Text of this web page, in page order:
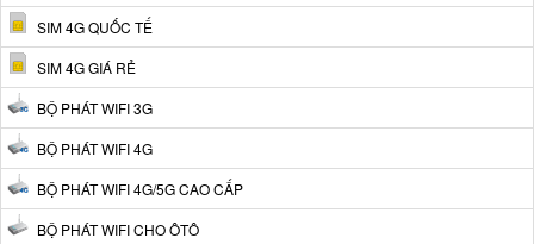
SIM 4G QUỐC TẾ
SIM 4G GIÁ RẺ
BỘ PHÁT WIFI 3G
BỘ PHÁT WIFI 4G
BỘ PHÁT WIFI 4G/5G CAO CẤP
BỘ PHÁT WIFI CHO ÔTÔ